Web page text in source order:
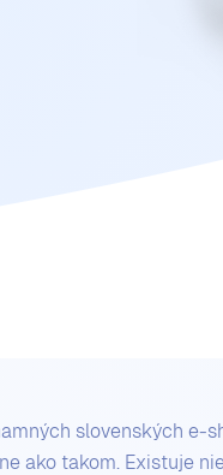
slovenských e-
ako takom. Existuje